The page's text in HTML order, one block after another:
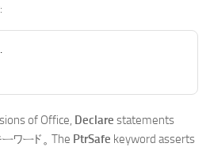
of Office, Declare statements
ーワード。 The PtrSafe keyword asserts